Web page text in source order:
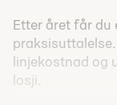
Etter året får du
linjekostnad og
losji.